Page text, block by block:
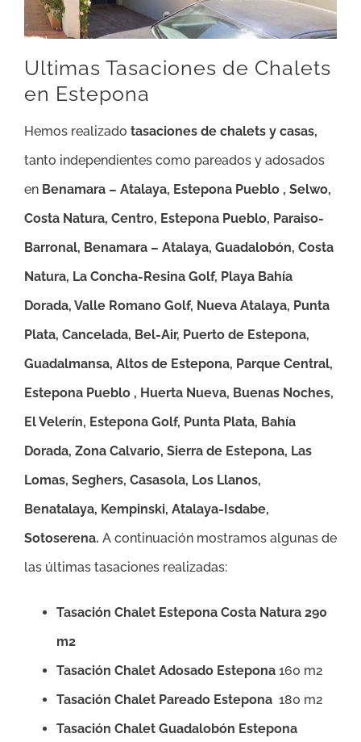
Ultimas Tasaciones de Chalets
en Estepona
Hemos realizado tasaciones de chalets y casas,
tanto independientes como pareados y adosados
en Benamara – Atalaya, Estepona Pueblo , Selwo,
Costa Natura, Centro, Estepona Pueblo, Paraiso-
Barronal, Benamara – Atalaya, Guadalobón, Costa
Natura, La Concha-Resina Golf, Playa Bahía
Dorada, Valle Romano Golf, Nueva Atalaya, Punta
Plata, Cancelada, Bel-Air, Puerto de Estepona,
Guadalmansa, Altos de Estepona, Parque Central,
Estepona Pueblo , Huerta Nueva, Buenas Noches,
El Velerín, Estepona Golf, Punta Plata, Bahía
Dorada, Zona Calvario, Sierra de Estepona, Las
Lomas, Seghers, Casasola, Los Llanos,
Benatalaya, Kempinski, Atalaya-Isdabe,
Sotoserena. A continuación mostramos algunas de
las últimas tasaciones realizadas:
Tasación Chalet Estepona Costa Natura 290
m2
Tasación Chalet Adosado Estepona 160 m2
Tasación Chalet Pareado Estepona 180 m2
Tasación Chalet Guadalobón Estepona